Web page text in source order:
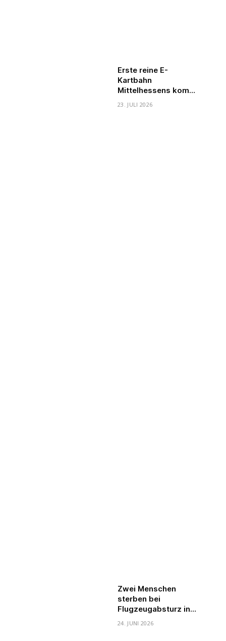
Erste reine E-
Kartbahn
Mittelhessens kommt
nach Heuchelheim
23. JULI 2026
Zwei Menschen
sterben bei
Flugzeugabsturz in
Pohlheim
24. JUNI 2026